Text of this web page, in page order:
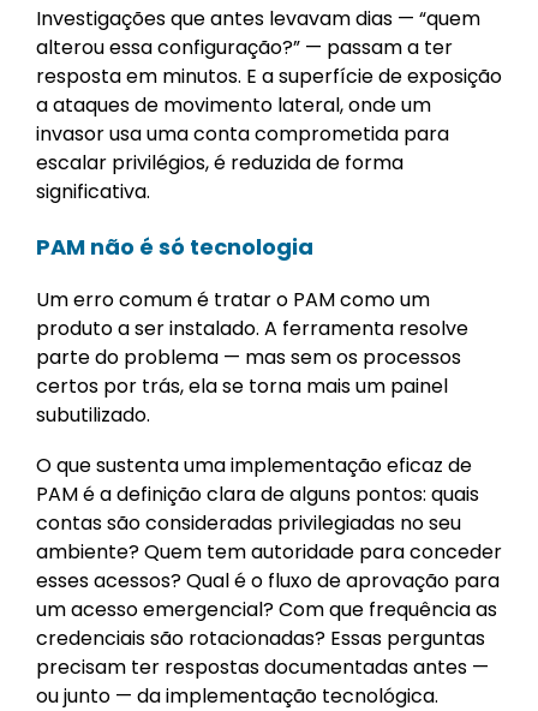
Investigações que antes levavam dias — “quem
alterou essa configuração?” — passam a ter
resposta em minutos. E a superfície de exposição
a ataques de movimento lateral, onde um
invasor usa uma conta comprometida para
escalar privilégios, é reduzida de forma
significativa.
PAM não é só tecnologia
Um erro comum é tratar o PAM como um
produto a ser instalado. A ferramenta resolve
parte do problema — mas sem os processos
certos por trás, ela se torna mais um painel
subutilizado.
O que sustenta uma implementação eficaz de
PAM é a definição clara de alguns pontos: quais
contas são consideradas privilegiadas no seu
ambiente? Quem tem autoridade para conceder
esses acessos? Qual é o fluxo de aprovação para
um acesso emergencial? Com que frequência as
credenciais são rotacionadas? Essas perguntas
precisam ter respostas documentadas antes —
ou junto — da implementação tecnológica.